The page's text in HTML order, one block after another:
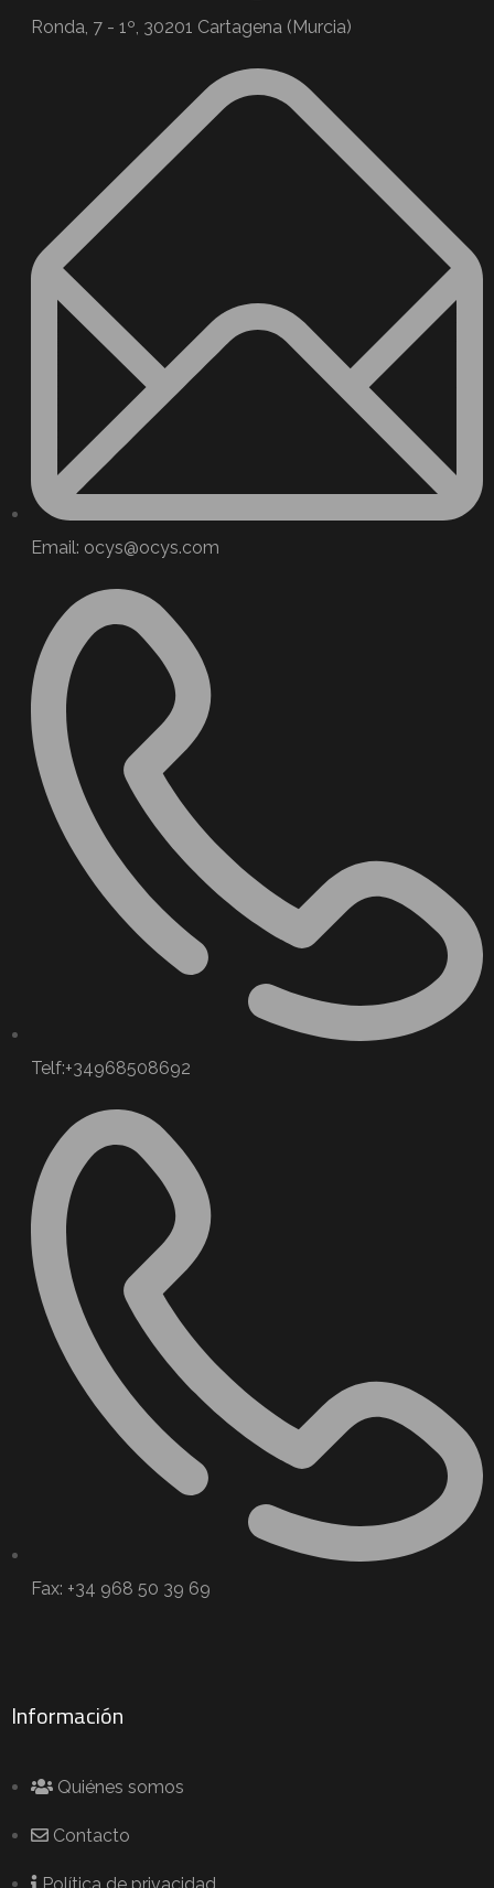
Ronda, 7 - 1º, 30201 Cartagena (Murcia)
Email: ocys@ocys.com
Telf:+34968508692
Fax: +34 968 50 39 69
Información
Quiénes somos
Contacto